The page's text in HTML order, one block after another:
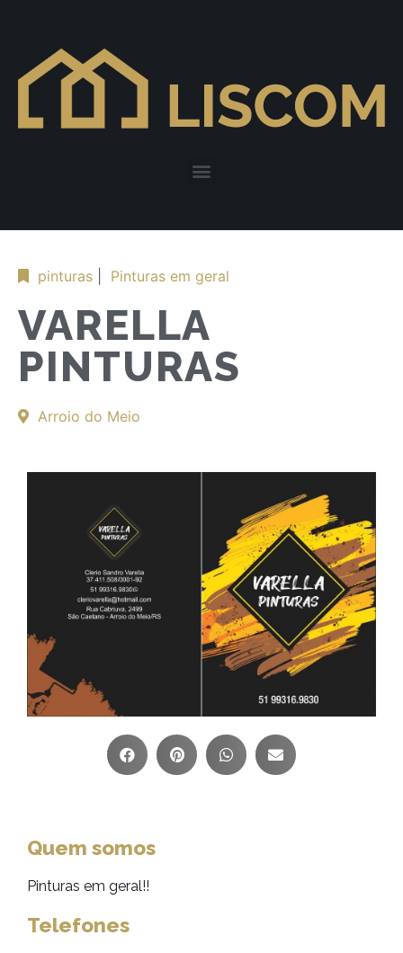
pinturas Pinturas em geral
VARELLA
PINTURAS
Arroio do Meio
Quem somos
Pinturas em geral!!
Telefones